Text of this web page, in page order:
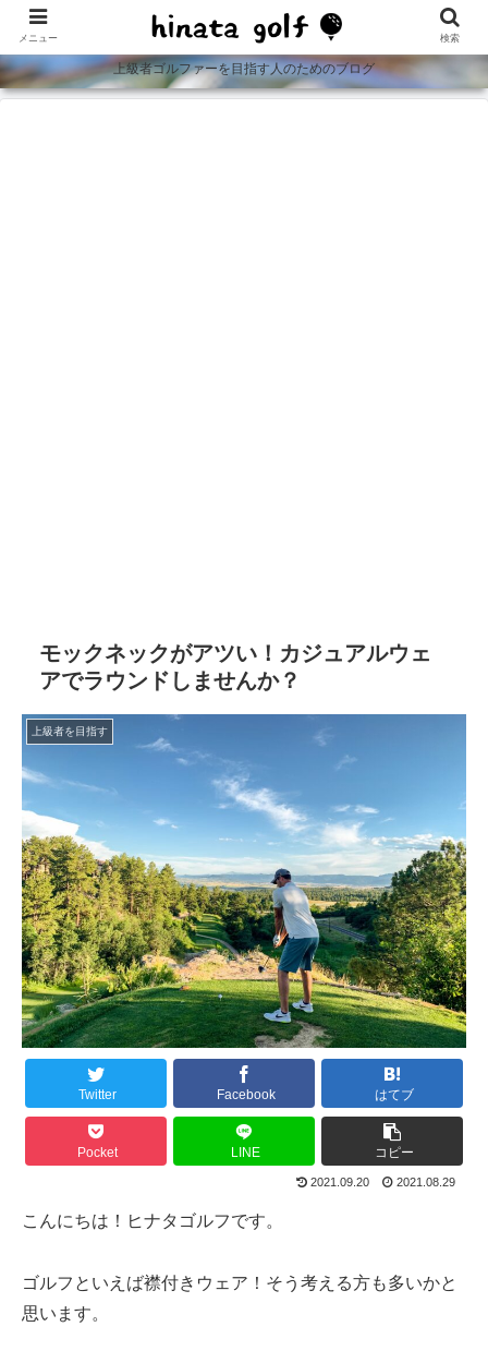
上級者ゴルファーを目指す人のためのブログ
モックネックがアツい！カジュアルウェ
アでラウンドしませんか？
上級者を目指す
Twitter Facebook はてブ
Pocket LINE コピー
2021.09.20 2021.08.29
こんにちは！ヒナタゴルフです。
ゴルフといえば襟付きウェア！そう考える方も多いかと
思います。
メニュー 検索